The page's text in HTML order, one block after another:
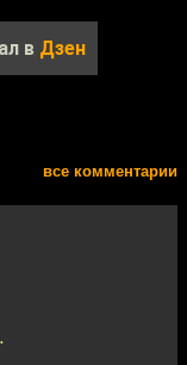
в Дзен
все комментарии